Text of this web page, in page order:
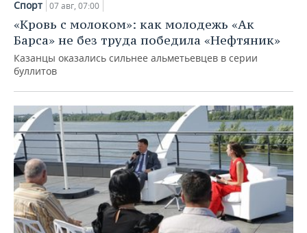
Спорт 07 авг, 07:00
«Кровь с молоком»: как молодежь «Ак
Барса» не без труда победила «Нефтяник»
Казанцы оказались сильнее альметьевцев в серии
буллитов